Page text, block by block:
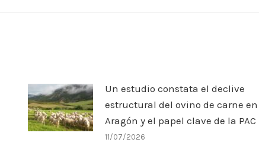
Un estudio constata el declive
estructural del ovino de carne en
Aragón y el papel clave de la PAC
11/07/2026